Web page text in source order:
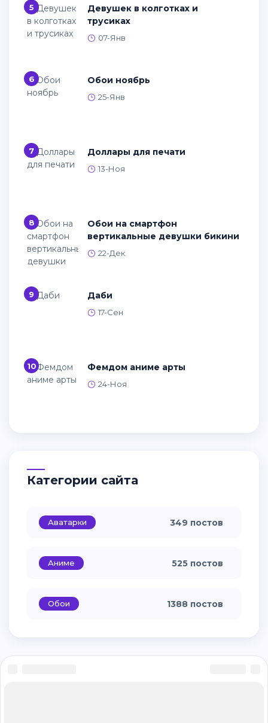
5
Девушек в колготках и
трусиках
07-Янв
6 Обои ноябрь
25-Янв
7 Доллары для печати
13-Ноя
8
Обои на смартфон
вертикальные девушки бикини
22-Дек
9 Даби
17-Сен
10 Фемдом аниме арты
24-Ноя
Категории сайта
Аватарки 349 постов
Аниме 525 постов
Обои 1388 постов